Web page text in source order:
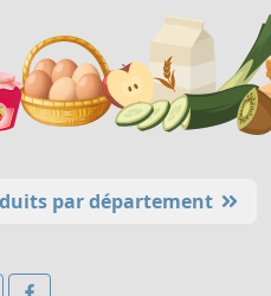
par département